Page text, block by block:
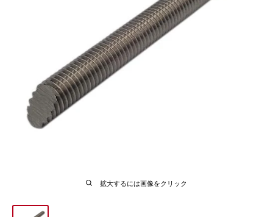
拡大するには画像をクリック